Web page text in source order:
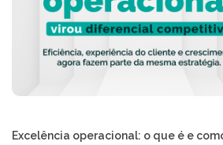
Excelência operacional: o que é e